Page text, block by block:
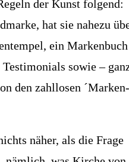
der Kunst folgend:
hat sie nahezu
ein
sowie –
den zahllosen ´Marken-
näher, als die Frage